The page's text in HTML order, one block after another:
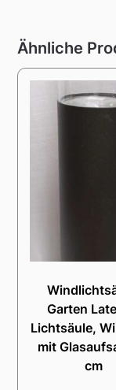
Ähnliche
Garten
Lichtsäule,
mit
cm